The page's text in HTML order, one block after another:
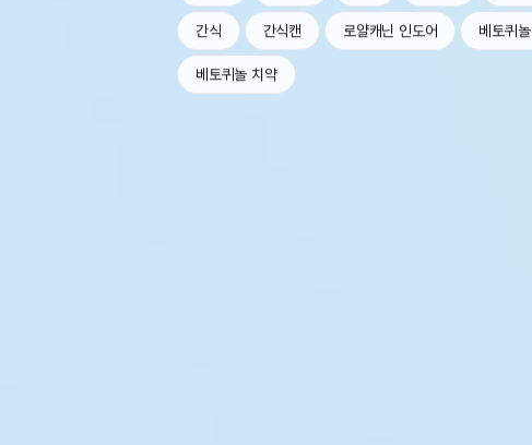
간식 간식캔 로얄캐닌 인도어 베토퀴놀
베토퀴놀 치약